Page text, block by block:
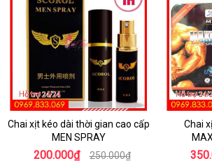
Chai xịt kéo dài thời gian cao cấp
MEN SPRAY
200.000₫ 250.000₫
Chai